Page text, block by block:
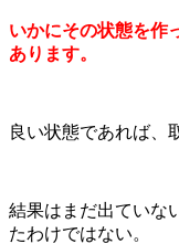
いかにその状態を作
あります。
良い状態であれば、
結果はまだ出ていな
たわけではない。